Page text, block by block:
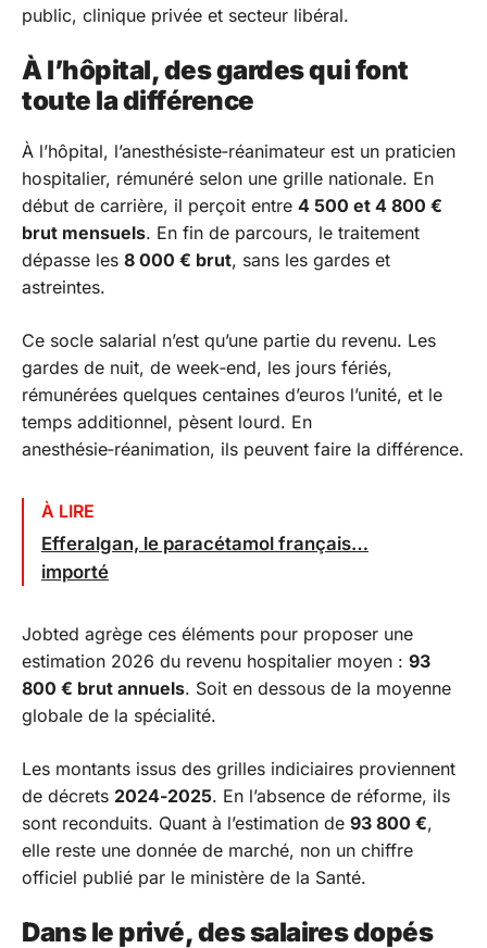
public, clinique privée et secteur libéral.
À l’hôpital, des gardes qui font
toute la différence
À l’hôpital, l’anesthésiste‑réanimateur est un praticien
hospitalier, rémunéré selon une grille nationale. En
début de carrière, il perçoit entre 4 500 et 4 800 €
brut mensuels. En fin de parcours, le traitement
dépasse les 8 000 € brut, sans les gardes et
astreintes.
Ce socle salarial n’est qu’une partie du revenu. Les
gardes de nuit, de week‑end, les jours fériés,
rémunérées quelques centaines d’euros l’unité, et le
temps additionnel, pèsent lourd. En
anesthésie‑réanimation, ils peuvent faire la différence.
À LIRE
Efferalgan, le paracétamol français…
importé
Jobted agrège ces éléments pour proposer une
estimation 2026 du revenu hospitalier moyen : 93
800 € brut annuels. Soit en dessous de la moyenne
globale de la spécialité.
Les montants issus des grilles indiciaires proviennent
de décrets 2024‑2025. En l’absence de réforme, ils
sont reconduits. Quant à l’estimation de 93 800 €,
elle reste une donnée de marché, non un chiffre
officiel publié par le ministère de la Santé.
Dans le privé, des salaires dopés